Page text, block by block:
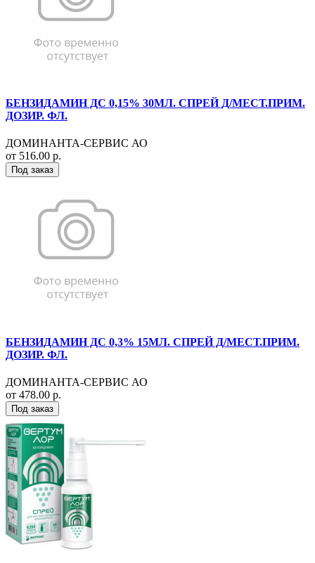
БЕНЗИДАМИН ДС 0,15% 30МЛ. СПРЕЙ Д/МЕСТ.ПРИМ.
ДОЗИР. ФЛ.
ДОМИНАНТА-СЕРВИС АО
от 516.00 р.
Под заказ
БЕНЗИДАМИН ДС 0,3% 15МЛ. СПРЕЙ Д/МЕСТ.ПРИМ.
ДОЗИР. ФЛ.
ДОМИНАНТА-СЕРВИС АО
от 478.00 р.
Под заказ